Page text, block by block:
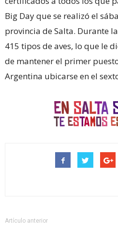
Big Day que se realizó el
provincia de Salta. Durante
415 tipos de aves, lo que le
de mantener el primer
Argentina ubicarse en el
Artículo anterior